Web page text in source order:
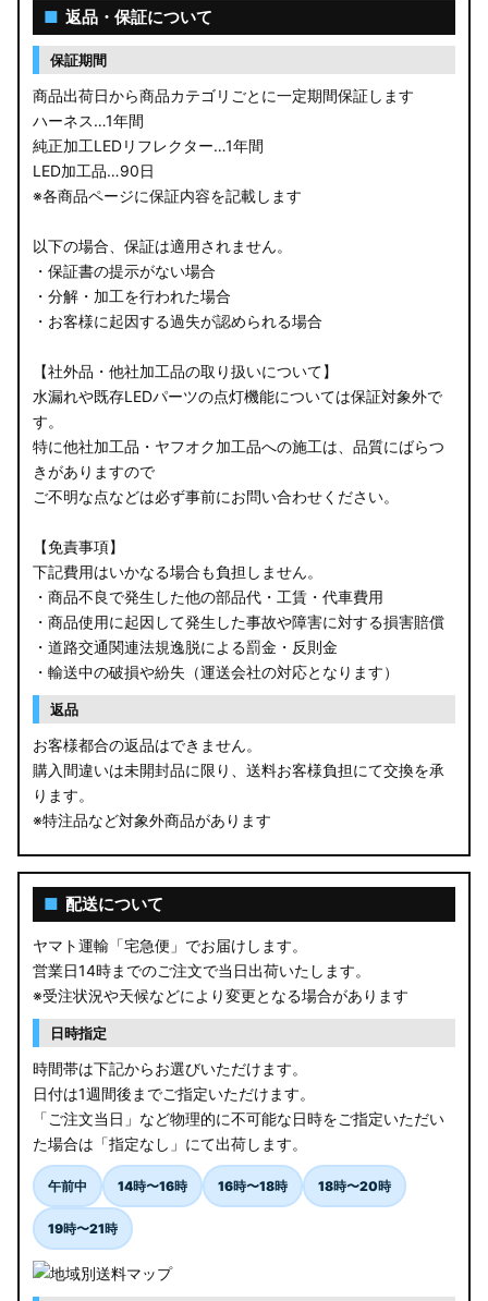
■ 返品・保証について
保証期間
商品出荷日から商品カテゴリごとに一定期間保証します
ハーネス…1年間
純正加工LEDリフレクター…1年間
LED加工品…90日
※各商品ページに保証内容を記載します
以下の場合、保証は適用されません。
・保証書の提示がない場合
・分解・加工を行われた場合
・お客様に起因する過失が認められる場合
【社外品・他社加工品の取り扱いについて】
水漏れや既存LEDパーツの点灯機能については保証対象外で
す。
特に他社加工品・ヤフオク加工品への施工は、品質にばらつ
きがありますので
ご不明な点などは必ず事前にお問い合わせください。
【免責事項】
下記費用はいかなる場合も負担しません。
・商品不良で発生した他の部品代・工賃・代車費用
・商品使用に起因して発生した事故や障害に対する損害賠償
・道路交通関連法規逸脱による罰金・反則金
・輸送中の破損や紛失（運送会社の対応となります）
返品
お客様都合の返品はできません。
購入間違いは未開封品に限り、送料お客様負担にて交換を承
ります。
※特注品など対象外商品があります
■ 配送について
ヤマト運輸「宅急便」でお届けします。
営業日14時までのご注文で当日出荷いたします。
※受注状況や天候などにより変更となる場合があります
日時指定
時間帯は下記からお選びいただけます。
日付は1週間後までご指定いただけます。
「ご注文当日」など物理的に不可能な日時をご指定いただい
た場合は「指定なし」にて出荷します。
午前中 14時〜16時 16時〜18時 18時〜20時
19時〜21時